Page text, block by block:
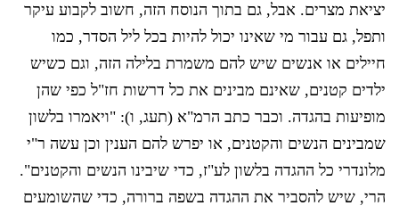
יציאת מצרים. אבל, גם בתוך הנוסח הזה, חשוב לקבוע עיקר
ותפל, גם עבור מי שאינו יכול להיות בכל ליל הסדר, כמו
חיילים או אנשים שיש להם משמרת בלילה הזה, וגם כשיש
ילדים קטנים, שאינם מבינים את כל דרשות חז"ל כפי שהן
מופיעות בהגדה. וכבר כתב הרמ"א (תעג, ו): "ויאמרו בלשון
שמבינים הנשים והקטנים, או יפרש להם הענין וכן עשה ר"י
מלונדרי כל ההגדה בלשון לע"ז, כדי שיבינו הנשים והקטנים".
הרי, שיש להסביר את ההגדה בשפה ברורה, כדי שהשומעים